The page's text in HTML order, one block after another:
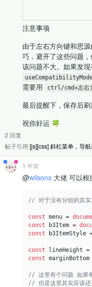
注意事项
由于左右方向键和思
巧，避开了这些问题
该问题不大。如果发
需要用
ctrl/cmd+左右
最后提醒下，保存后刷
祝你好运 🍀
2 回复
帖子引用 [js][css] 斜杠菜单，导
1 年前
@wilsons 大佬 可以
// 对于没有分组的其
const menu =
const b3Item =
const b3ItemStyle
const lineHeight =
const
// 这里有个问题 如果
// 但是这里其实应该还